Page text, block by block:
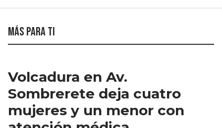
Más para ti
Volcadura en Av.
Sombrerete deja cuatro
mujeres y un menor con